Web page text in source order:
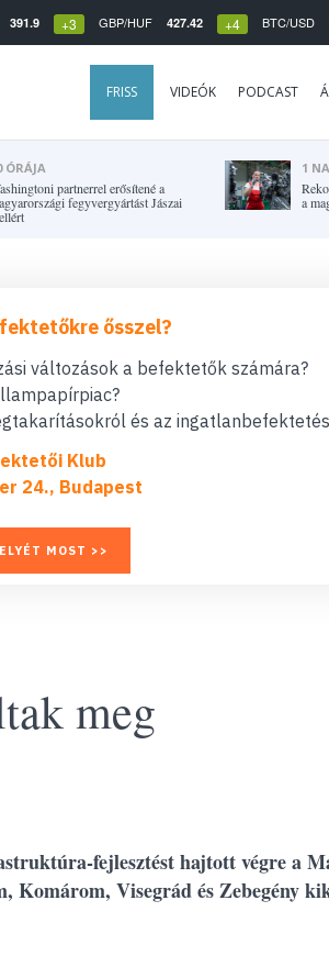
391.9 +3 GBP/HUF 427.42 +4 BTC/USD
FRISS VIDEÓK PODCAST
ÓRÁJA
partnerrel erősítené a
fegyvergyártást Jászai
1
a
ősszel?
változások a befektetők számára?
és az
Klub
24., Budapest
MOST >>
meg
fejlesztést hajtott végre a
Komárom, Visegrád és Zebegény